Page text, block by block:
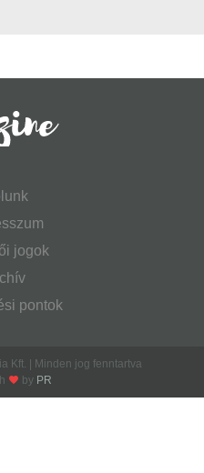
jogok
pontok
Kft. | Minden jog fenntartva
by PR